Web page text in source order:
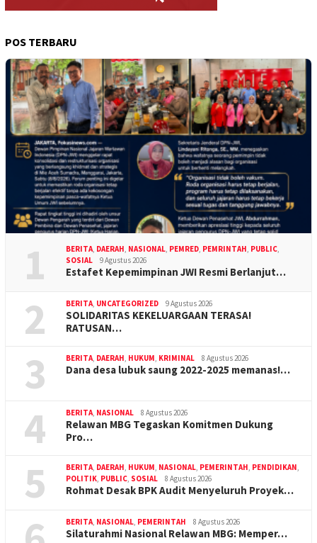
POS TERBARU
1 BERITA, DAERAH, NASIONAL, PEMRED, PEMRINTAH, PUBLIC,
SOSIAL
9 Agustus 2026
Estafet Kepemimpinan JWI Resmi Berlanjut…
2 BERITA, UNCATEGORIZED 9 Agustus 2026
SOLIDARITAS KEKELUARGAAN TERASA!
RATUSAN…
3 BERITA, DAERAH, HUKUM, KRIMINAL 8 Agustus 2026
Dana desa lubuk saung 2022-2025 memanas!…
4 BERITA, NASIONAL 8 Agustus 2026
Relawan MBG Tegaskan Komitmen Dukung
Pro…
5 BERITA, DAERAH, HUKUM, NASIONAL, PEMERINTAH, PENDIDIKAN,
POLITIK, PUBLIC, SOSIAL 8 Agustus 2026
Rohmat Desak BPK Audit Menyeluruh Proyek…
BERITA, NASIONAL, PEMERINTAH 8 Agustus 2026
Silaturahmi Nasional Relawan MBG: Memper…